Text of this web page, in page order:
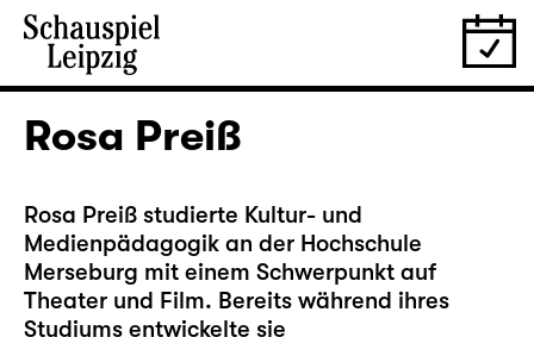
Rosa Preiß
Rosa Preiß studierte Kultur- und
Medienpädagogik an der Hochschule
Merseburg mit einem Schwerpunkt auf
Theater und Film. Bereits während ihres
Studiums entwickelte sie